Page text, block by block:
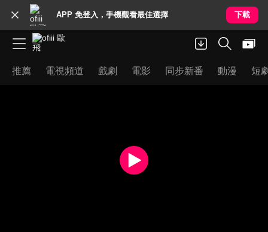
APP 免登入，手機觀看最佳選擇 下載
推薦 電視頻道 戲劇 電影 同步新番 動漫 短